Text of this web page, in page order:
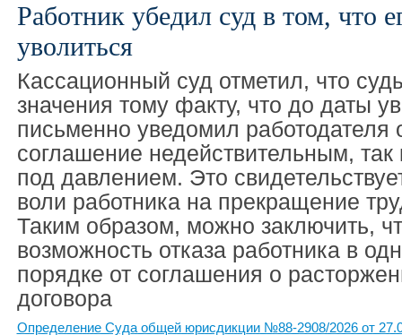
Работник убедил суд в том, что
уволиться
Кассационный суд отметил, что
значения тому факту, что до даты
письменно уведомил работодателя
соглашение недействительным, так
под давлением. Это
воли работника на прекращение
Таким образом, можно заключить,
возможность отказа работника в
порядке от соглашения о
договора
Определение Суда общей юрисдикции №88-2908/2026 от